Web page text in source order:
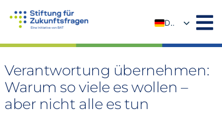
Inhalt
DE
Verantwortung übernehmen:
Warum so viele es wollen –
aber nicht alle es tun